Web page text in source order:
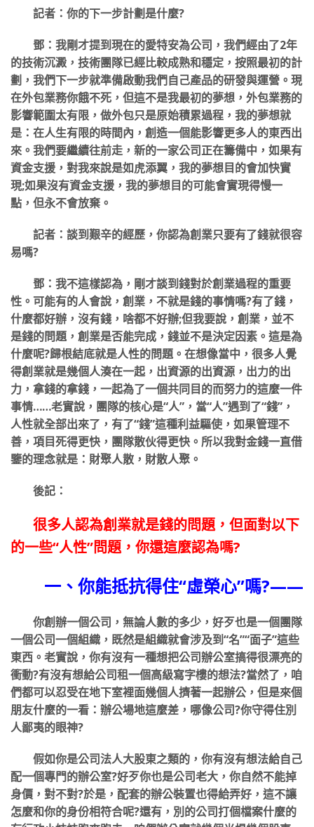
記者：你的下一步計劃是什麼?
鄧：我剛才提到現在的愛特安為公司，我們經由了2年
的技術沉澱，技術團隊已經比較成熟和穩定，按照最初的計
劃，我們下一步就準備啟動我們自己產品的研發與運營。現
在外包業務你餓不死，但這不是我最初的夢想，外包業務的
影響範圍太有限，做外包只是原始積累過程，我的夢想就
是：在人生有限的時間內，創造一個能影響更多人的東西出
來。我們要繼續往前走，新的一家公司正在籌備中，如果有
資金支援，對我來說是如虎添翼，我的夢想目的會加快實
現;如果沒有資金支援，我的夢想目的可能會實現得慢一
點，但永不會放棄。
記者：談到艱辛的經歷，你認為創業只要有了錢就很容
易嗎?
鄧：我不這樣認為，剛才談到錢對於創業過程的重要
性。可能有的人會說，創業，不就是錢的事情嗎?有了錢，
什麼都好辦，沒有錢，啥都不好辦;但我要說，創業，並不
是錢的問題，創業是否能完成，錢並不是決定因素。這是為
什麼呢?歸根結底就是人性的問題。在想像當中，很多人覺
得創業就是幾個人湊在一起，出資源的出資源，出力的出
力，拿錢的拿錢，一起為了一個共同目的而努力的這麼一件
事情……老實說，團隊的核心是“人”，當“人”遇到了“錢”，
人性就全部出來了，有了“錢”這種利益驅使，如果管理不
善，項目死得更快，團隊散伙得更快。所以我對金錢一直借
鑒的理念就是：財聚人散，財散人聚。
後記：
很多人認為創業就是錢的問題，但面對以下
的一些“人性”問題，你還這麼認為嗎?
一、你能抵抗得住“虛榮心”嗎?——
你創辦一個公司，無論人數的多少，好歹也是一個團隊
一個公司一個組織，既然是組織就會涉及到“名”“面子”這些
東西。老實說，你有沒有一種想把公司辦公室搞得很漂亮的
衝動?有沒有想給公司租一個高級寫字樓的想法?當然了，咱
們都可以忍受在地下室裡面幾個人擠著一起辦公，但是來個
朋友什麼的一看：辦公場地這麼差，哪像公司?你守得住別
人鄙夷的眼神?
假如你是公司法人大股東之類的，你有沒有想法給自己
配一個專門的辦公室?好歹你也是公司老大，你自然不能掉
身價，對不對?於是，配套的辦公裝置也得給弄好，這不讓
怎麼和你的身份相符合呢?還有，別的公司打個檔案什麼的